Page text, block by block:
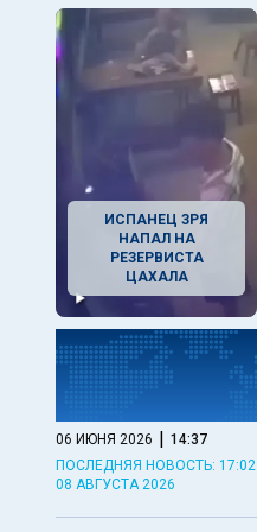
ИСПАНЕЦ ЗРЯ
НАПАЛ НА
РЕЗЕРВИСТА
ЦАХАЛА
06 ИЮНЯ 2026 | 14:37
ПОСЛЕДНЯЯ НОВОСТЬ: 17:02
08 АВГУСТА 2026